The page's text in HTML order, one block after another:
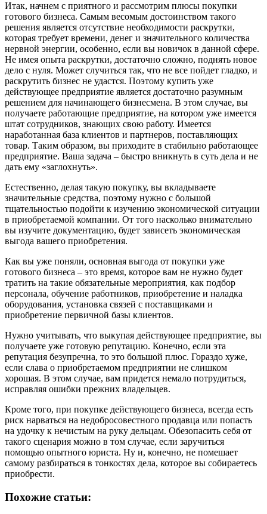
Итак, начнем с приятного и рассмотрим плюсы покупки
готового бизнеса. Самым весомым достоинством такого
решения является отсутствие необходимости раскрутки,
которая требует времени, денег и значительного количества
нервной энергии, особенно, если вы новичок в данной сфере.
Не имея опыта раскрутки, достаточно сложно, поднять новое
дело с нуля. Может случиться так, что не все пойдет гладко, и
раскрутить бизнес не удастся. Поэтому купить уже
действующее предприятие является достаточно разумным
решением для начинающего бизнесмена. В этом случае, вы
получаете работающие предприятие, на котором уже имеется
штат сотрудников, знающих свою работу. Имеется
наработанная база клиентов и партнеров, поставляющих
товар. Таким образом, вы приходите в стабильно работающее
предприятие. Ваша задача – быстро вникнуть в суть дела и не
дать ему «заглохнуть».
Естественно, делая такую покупку, вы вкладываете
значительные средства, поэтому нужно с большой
тщательностью подойти к изучению экономической ситуации
в приобретаемой компании. От того насколько внимательно
вы изучите документацию, будет зависеть экономическая
выгода вашего приобретения.
Как вы уже поняли, основная выгода от покупки уже
готового бизнеса – это время, которое вам не нужно будет
тратить на такие обязательные мероприятия, как подбор
персонала, обучение работников, приобретение и наладка
оборудования, установка связей с поставщиками и
приобретение первичной базы клиентов.
Нужно учитывать, что выкупая действующее предприятие, вы
получаете уже готовую репутацию. Конечно, если эта
репутация безупречна, то это большой плюс. Гораздо хуже,
если слава о приобретаемом предприятии не слишком
хорошая. В этом случае, вам придется немало потрудиться,
исправляя ошибки прежних владельцев.
Кроме того, при покупке действующего бизнеса, всегда есть
риск нарваться на недобросовестного продавца или попасть
на удочку к нечистым на руку дельцам. Обезопасить себя от
такого сценария можно в том случае, если заручиться
помощью опытного юриста. Ну и, конечно, не помешает
самому разбираться в тонкостях дела, которое вы собираетесь
приобрести.
Похожие статьи: